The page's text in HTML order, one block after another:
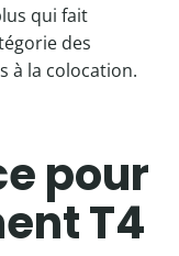
qui fait
des
à la colocation.
pour
T4